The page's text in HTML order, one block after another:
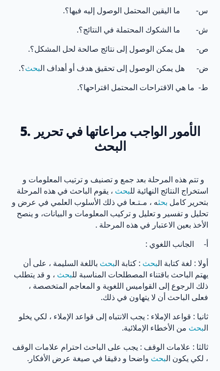
س‌- ما اليقين المحتمل الوصول إليه فيها؟.
ش‌- ما الشكوك المحتملة في النتائج؟.
ص‌- هل يمكن الوصول إلى نتائج صالحة لحل المشكل؟.
ض‌- هل يمكن الوصول إلى تحقيق هدف أو أهداف البحث؟.
ط‌- ما هي الاقتراحات المحتمل اقتراحها؟.
5. الأمور الواجب مراعاتها في تحرير
البحث
و تتم هذه المرحلة بعد جمع و تصنيف و ترتيب المعلومات و
استخراج النتائج النهائية للبحث ، يقوم الباحث في هذه المرحلة
بتحرير كامل بحثه ، مـتـعا في ذلك الأسلوب العلمي في عرض و
تحليل و تفسير و تعليل و تركيب المعلومات و البيانات، و ينصح
الأخذ بعين الاعتبار في هذه المرحلة .
أ‌- الجانب اللغوي :
أولا : لغة كتابة البحث : كتابة البحث باللغة السليمة ، على أن
يهتم الباحث باقتناء المصطلحات المناسبة للبحث ، و قد يتطلب
ذلك الرجوع إلى القواميس اللغوية و المعاجم المتخصصة ،
فعلى الباحث أن لا يتهاون في ذلك.
ثانيا : قواعد الإملاء : يجب الانتباه إلى قواعد الإملاء ، لكي يخلو
البحث من الأخطاء الإملائية.
ثالثا : علامات الوقف : يجب على الباحث احترام علامات الوقف
، لكي يكون البحث واضحا و دقيقا في صيغة عرض الأفكار.